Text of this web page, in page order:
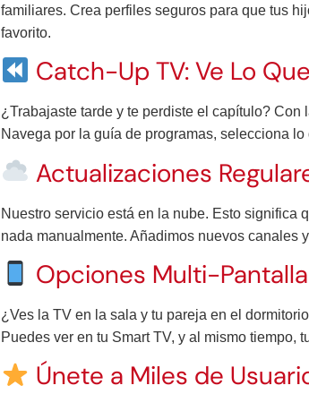
familiares. Crea perfiles seguros para que tus
favorito.
Catch-Up TV: Ve Lo
¿Trabajaste tarde y te perdiste el capítulo?
Navega por la guía de programas, selecciona
Actualizaciones
Nuestro servicio está en la nube. Esto significa
nada manualmente. Añadimos nuevos canales
Opciones Multi-
¿Ves la TV en la sala y tu pareja en el
Puedes ver en tu Smart TV, y al mismo tiempo,
Únete a Miles de